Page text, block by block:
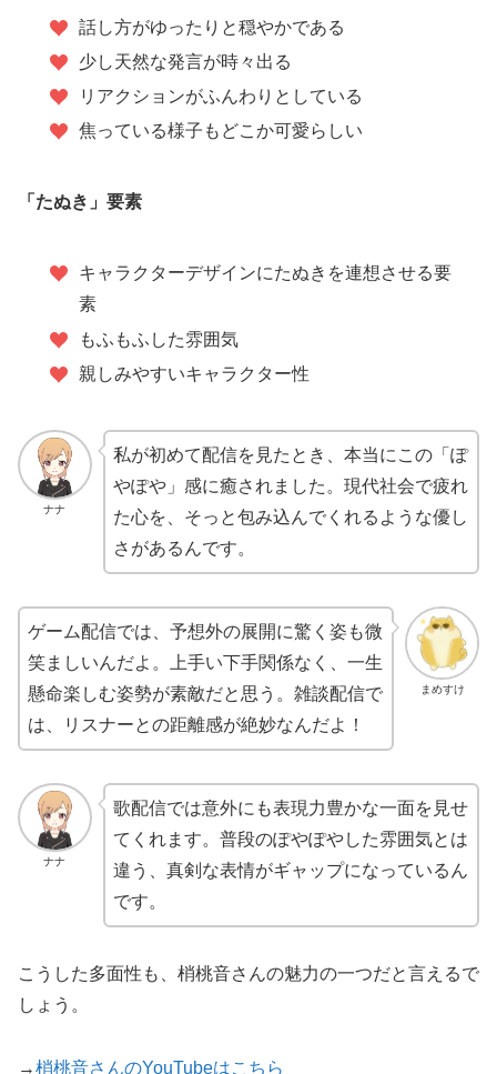
話し方がゆったりと穏やかである
少し天然な発言が時々出る
リアクションがふんわりとしている
焦っている様子もどこか可愛らしい
「たぬき」要素
キャラクターデザインにたぬきを連想させる要
素
もふもふした雰囲気
親しみやすいキャラクター性
ナナ
私が初めて配信を見たとき、本当にこの「ぽ
やぽや」感に癒されました。現代社会で疲れ
た心を、そっと包み込んでくれるような優し
さがあるんです。
まめすけ
ゲーム配信では、予想外の展開に驚く姿も微
笑ましいんだよ。上手い下手関係なく、一生
懸命楽しむ姿勢が素敵だと思う。雑談配信で
は、リスナーとの距離感が絶妙なんだよ！
ナナ
歌配信では意外にも表現力豊かな一面を見せ
てくれます。普段のぽやぽやした雰囲気とは
違う、真剣な表情がギャップになっているん
です。
こうした多面性も、梢桃音さんの魅力の一つだと言えるで
しょう。
→梢桃音さんのYouTubeはこちら